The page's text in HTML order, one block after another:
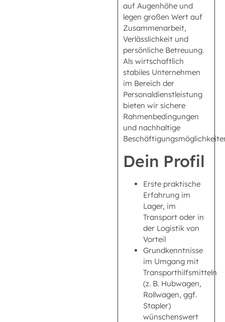
auf Augenhöhe und
legen großen Wert auf
Zusammenarbeit,
Verlässlichkeit und
persönliche Betreuung.
Als wirtschaftlich
stabiles Unternehmen
im Bereich der
Personaldienstleistung
bieten wir sichere
Rahmenbedingungen
und nachhaltige
Dein Profil
Erste praktische
Erfahrung im
Lager, im
Transport oder in
der Logistik von
Vorteil
Grundkenntnisse
im Umgang mit
Transporthilfsmitteln
(z. B. Hubwagen,
Rollwagen, ggf.
Stapler)
wünschenswert